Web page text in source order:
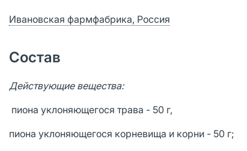
Ивановская фармфабрика, Россия
Состав
Действующие вещества:
пиона уклоняющегося трава - 50 г,
пиона уклоняющегося корневища и корни - 50 г;